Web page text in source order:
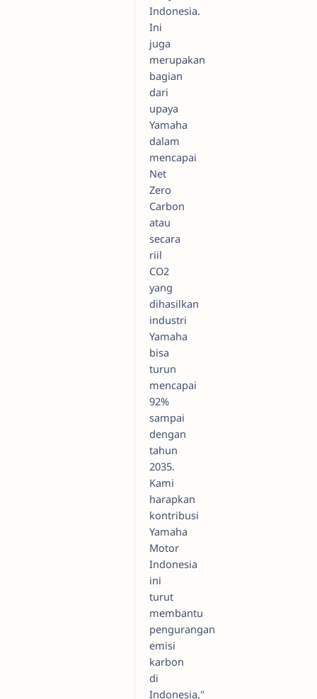
Indonesia.
Ini
juga
merupakan
bagian
dari
upaya
Yamaha
dalam
mencapai
Net
Zero
Carbon
atau
secara
riil
CO2
yang
dihasilkan
industri
Yamaha
bisa
turun
mencapai
92%
sampai
dengan
tahun
2035.
Kami
harapkan
kontribusi
Yamaha
Motor
Indonesia
ini
turut
membantu
pengurangan
emisi
karbon
di
Indonesia,"